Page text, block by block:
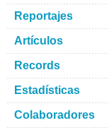
Reportajes
Artículos
Records
Estadísticas
Colaboradores